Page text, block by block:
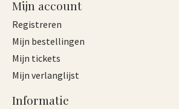
Mijn account
Registreren
Mijn bestellingen
Mijn tickets
Mijn verlanglijst
Informatie